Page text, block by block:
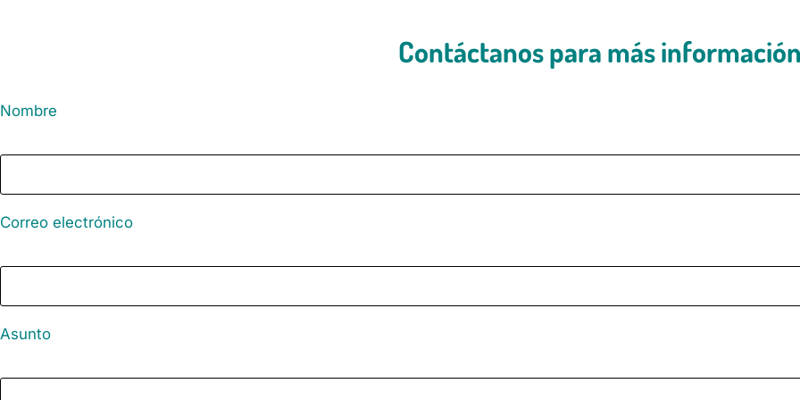
Contáctanos para más
Nombre
Correo electrónico
Asunto